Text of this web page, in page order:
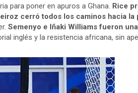
para poner en apuros a Ghana. Rice
cerró todos los caminos hacia la
Semenyo e Iñaki Williams fueron
inglés y la resistencia africana, sin